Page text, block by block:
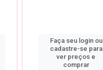
Faça seu login ou
cadastre-se para
ver preços e
comprar